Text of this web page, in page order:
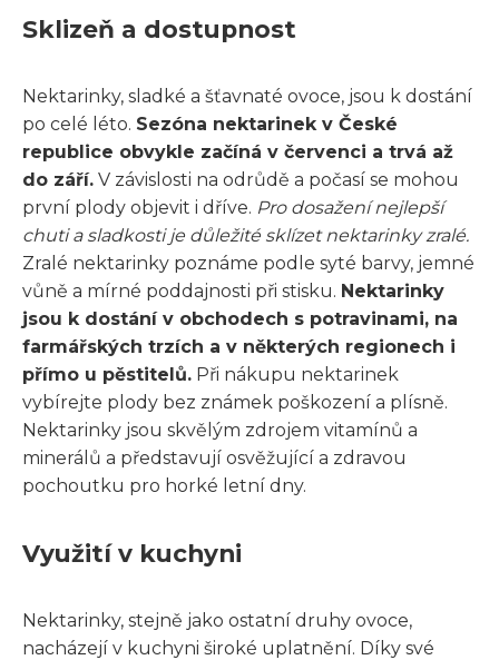
Sklizeň a dostupnost
Nektarinky, sladké a šťavnaté ovoce, jsou k dostání
po celé léto. Sezóna nektarinek v České
republice obvykle začíná v červenci a trvá až
do září. V závislosti na odrůdě a počasí se mohou
první plody objevit i dříve. Pro dosažení nejlepší
chuti a sladkosti je důležité sklízet nektarinky zralé.
Zralé nektarinky poznáme podle syté barvy, jemné
vůně a mírné poddajnosti při stisku. Nektarinky
jsou k dostání v obchodech s potravinami, na
farmářských trzích a v některých regionech i
přímo u pěstitelů. Při nákupu nektarinek
vybírejte plody bez známek poškození a plísně.
Nektarinky jsou skvělým zdrojem vitamínů a
minerálů a představují osvěžující a zdravou
pochoutku pro horké letní dny.
Využití v kuchyni
Nektarinky, stejně jako ostatní druhy ovoce,
nacházejí v kuchyni široké uplatnění. Díky své